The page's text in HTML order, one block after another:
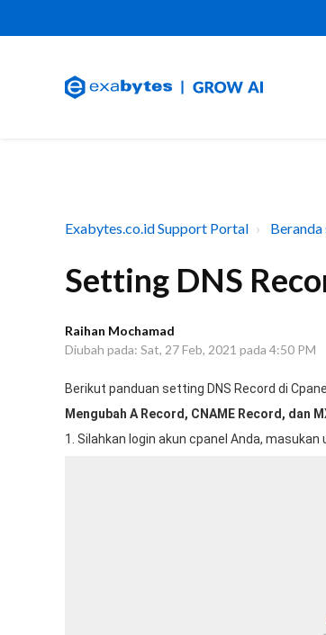
Exabytes.co.id Support Portal Beranda
Setting DNS
Raihan Mochamad
Diubah pada: Sat, 27 Feb, 2021 pada 4:50 PM
Berikut panduan setting DNS Record di Cpanel
Mengubah A Record, CNAME Record, dan
1. Silahkan login akun cpanel Anda,